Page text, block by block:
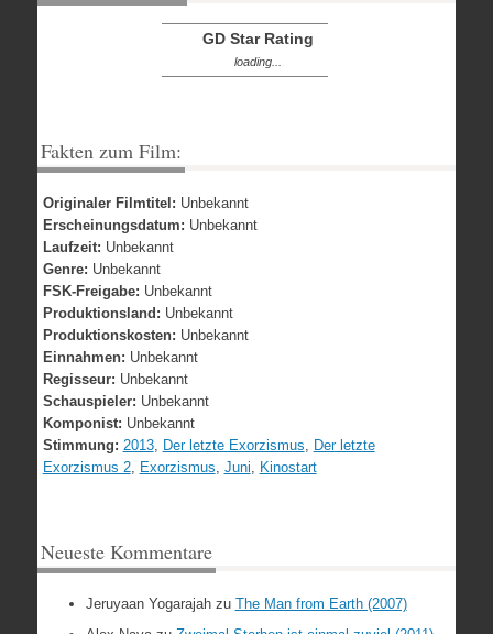
GD Star Rating
loading...
Fakten zum Film:
Originaler Filmtitel: Unbekannt
Erscheinungsdatum: Unbekannt
Laufzeit: Unbekannt
Genre: Unbekannt
FSK-Freigabe: Unbekannt
Produktionsland: Unbekannt
Produktionskosten: Unbekannt
Einnahmen: Unbekannt
Regisseur: Unbekannt
Schauspieler: Unbekannt
Komponist: Unbekannt
Stimmung: 2013, Der letzte Exorzismus, Der letzte
Exorzismus 2, Exorzismus, Juni, Kinostart
Neueste Kommentare
Jeruyaan Yogarajahzu The Man from Earth (2007)